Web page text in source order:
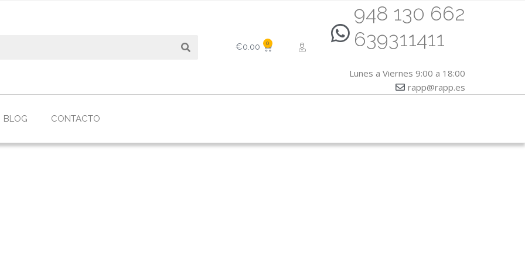
€0.00 0 CART
948 130 662
639311411
Lunes a Viernes 9:00 a 18:00
rapp@rapp.es
BLOG CONTACTO